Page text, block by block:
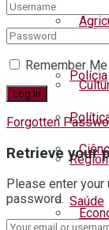
Pets
Polícia
Saúde
Remember Me
Forgotten
Retrieve your
Please enter
password.